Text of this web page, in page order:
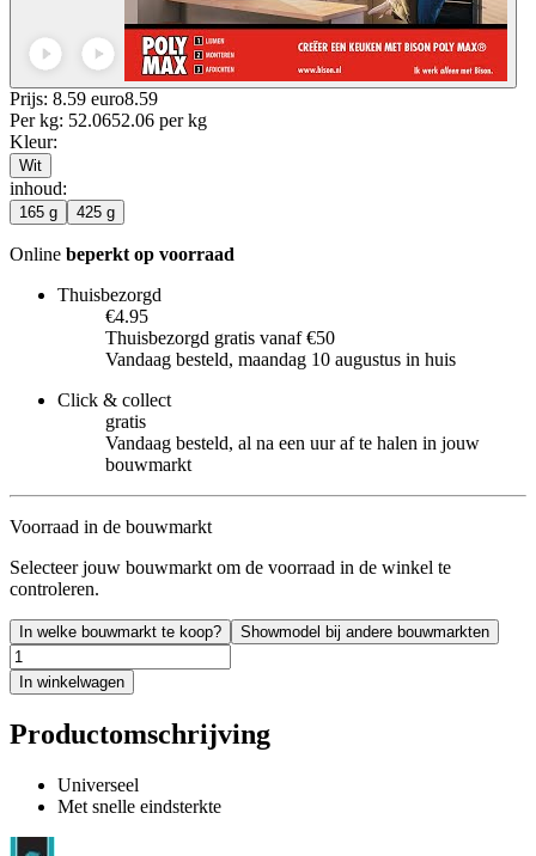
Prijs: 8.59 euro8.59
Per kg: 52.0652.06 per kg
Kleur:
Wit
inhoud:
165 g 425 g
Online beperkt op voorraad
Thuisbezorgd
€4.95
Thuisbezorgd gratis vanaf €50
Vandaag besteld, maandag 10 augustus in huis
Click & collect
gratis
Vandaag besteld, al na een uur af te halen in jouw
bouwmarkt
Voorraad in de bouwmarkt
Selecteer jouw bouwmarkt om de voorraad in de winkel te
controleren.
In welke bouwmarkt te koop? Showmodel bij andere bouwmarkten
In winkelwagen
Productomschrijving
Universeel
Met snelle eindsterkte